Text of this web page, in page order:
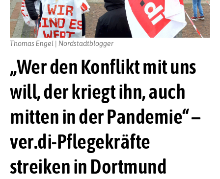
„Wer den Konflikt mit uns
will, der kriegt ihn, auch
mitten in der Pandemie“ –
ver.di-Pflegekräfte
streiken in Dortmund
Thomas Engel | Nordstadtblogger